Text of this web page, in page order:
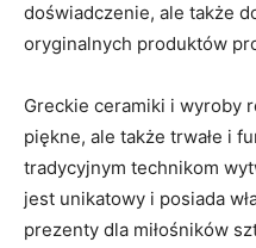
doświadczenie,⁣ ale także
oryginalnych produktów
Greckie ceramiki i wyroby
piękne, ale także trwałe i
tradycyjnym⁣ technikom
jest unikatowy i posiada
‌prezenty dla miłośników